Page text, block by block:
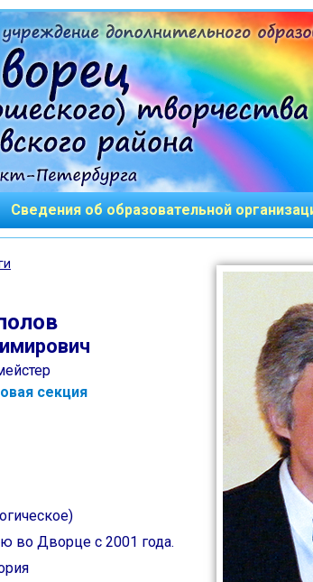
Сведения об образовательной
секция
во Дворце с 2001 года.